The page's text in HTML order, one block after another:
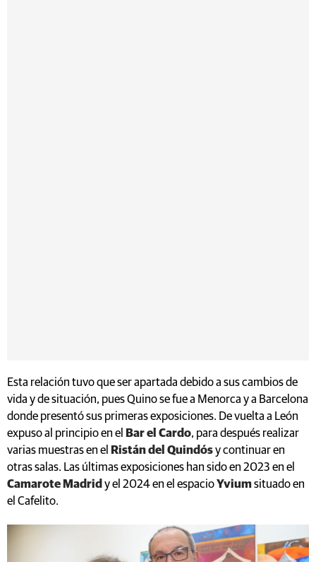
Esta relación tuvo que ser apartada debido a sus cambios de
vida y de situación, pues Quino se fue a Menorca y a Barcelona
donde presentó sus primeras exposiciones. De vuelta a León
expuso al principio en el
Bar el Cardo, para después realizar
varias muestras en el
Ristán del Quindósy continuar en
otras salas. Las últimas exposiciones han sido en 2023 en el
Camarote Madrid y el 2024 en el espacioYviumsituado en
el Cafelito.